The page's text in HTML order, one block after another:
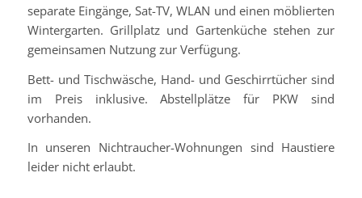
separate Eingänge, Sat-TV, WLAN und einen möblierten
Wintergarten. Grillplatz und Gartenküche stehen zur
gemeinsamen Nutzung zur Verfügung.
Bett- und Tischwäsche, Hand- und Geschirrtücher sind
im Preis inklusive. Abstellplätze für PKW sind
vorhanden.
In unseren Nichtraucher-Wohnungen sind Haustiere
leider nicht erlaubt.